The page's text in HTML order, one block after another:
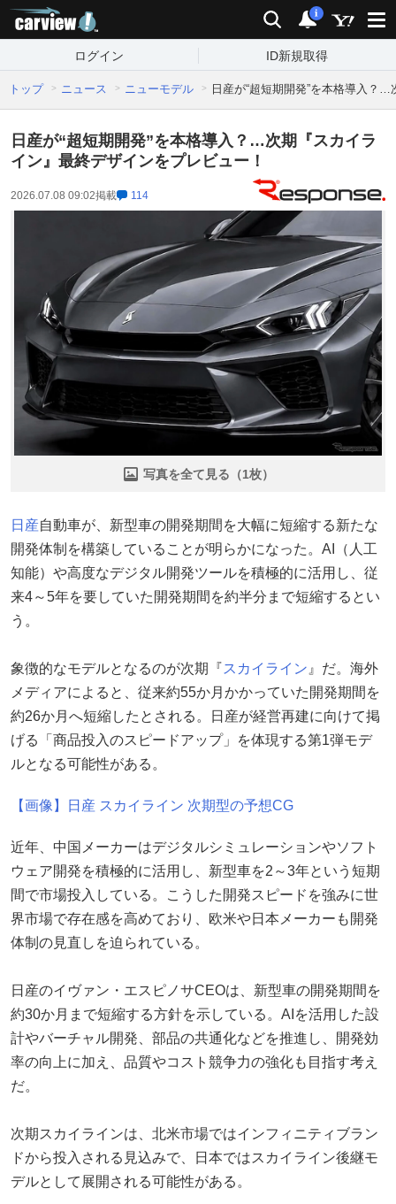
検索 通知
i
ログイン ID新規取得
トップ ニュース ニューモデル 日産が“超短期開発”を本格導入？
日産が“超短期開発”を本格導入？…次期『スカイラ
イン』最終デザインをプレビュー！
2026.07.08 09:02掲載 114
写真を全て見る（1枚）
日産自動車が、新型車の開発期間を大幅に短縮する新たな
開発体制を構築していることが明らかになった。AI（人工
知能）や高度なデジタル開発ツールを積極的に活用し、従
来4～5年を要していた開発期間を約半分まで短縮するとい
う。
象徴的なモデルとなるのが次期『スカイライン 』だ。海外
メディアによると、従来約55か月かかっていた開発期間を
約26か月へ短縮したとされる。日産が経営再建に向けて掲
げる「商品投入のスピードアップ」を体現する第1弾モデ
ルとなる可能性がある。
【画像】日産 スカイライン 次期型の予想CG
近年、中国メーカーはデジタルシミュレーションやソフト
ウェア開発を積極的に活用し、新型車を2～3年という短期
間で市場投入している。こうした開発スピードを強みに世
界市場で存在感を高めており、欧米や日本メーカーも開発
体制の見直しを迫られている。
日産のイヴァン・エスピノサCEOは、新型車の開発期間を
約30か月まで短縮する方針を示している。AIを活用した設
計やバーチャル開発、部品の共通化などを推進し、開発効
率の向上に加え、品質やコスト競争力の強化も目指す考え
だ。
次期スカイラインは、北米市場ではインフィニティブラン
ドから投入される見込みで、日本ではスカイライン後継モ
デルとして展開される可能性がある。